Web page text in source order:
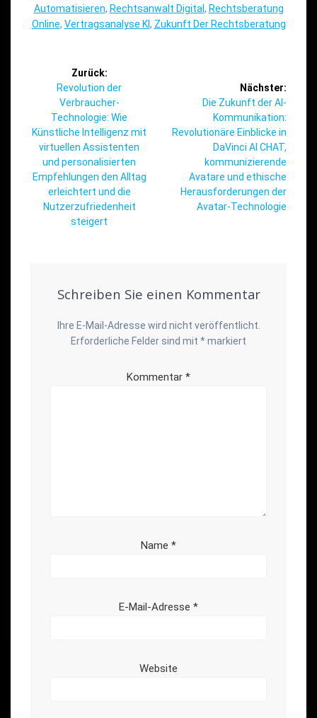
Automatisieren, Rechtsanwalt Digital, Rechtsberatung
Online, Vertragsanalyse KI, Zukunft Der Rechtsberatung
Beitragsnavigation
Zurück:
Vorheriger
Beitrag:
Revolution der
Verbraucher-
Technologie: Wie
Künstliche Intelligenz mit
virtuellen Assistenten
und personalisierten
Empfehlungen den Alltag
erleichtert und die
Nutzerzufriedenheit
steigert
Nächster:
Nächster
Beitrag:
Die Zukunft der AI-
Kommunikation:
Revolutionäre Einblicke in
DaVinci AI CHAT,
kommunizierende
Avatare und ethische
Herausforderungen der
Avatar-Technologie
Schreiben Sie einen Kommentar
Ihre E-Mail-Adresse wird nicht veröffentlicht.
Erforderliche Felder sind mit *markiert
Kommentar *
Name *
E-Mail-Adresse *
Website